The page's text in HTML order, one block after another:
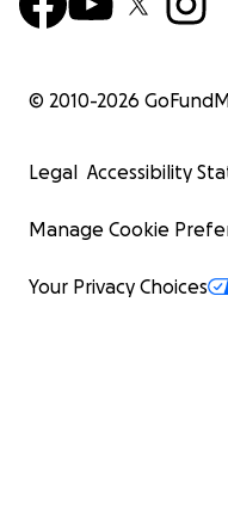
© 2010-2026
Legal Accessibility
Manage Cookie
Your Privacy Choices